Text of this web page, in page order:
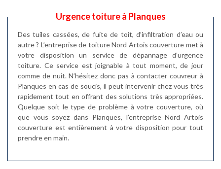
Urgence toiture à Planques
Des tuiles cassées, de fuite de toit, d’infiltration d’eau ou
autre ? L’entreprise de toiture Nord Artois couverture met à
votre disposition un service de dépannage d’urgence
toiture. Ce service est joignable à tout moment, de jour
comme de nuit. N’hésitez donc pas à contacter couvreur à
Planques en cas de soucis, il peut intervenir chez vous très
rapidement tout en offrant des solutions très appropriées.
Quelque soit le type de problème à votre couverture, où
que vous soyez dans Planques, l’entreprise Nord Artois
couverture est entièrement à votre disposition pour tout
prendre en main.